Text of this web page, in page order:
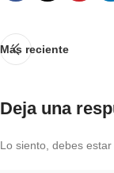
Más reciente
Deja una
Lo siento, debes estar